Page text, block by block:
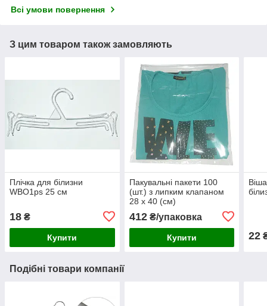
Всі умови повернення
З цим товаром також замовляють
Плічка для білизни
WBO1ps 25 см
18 ₴
Купити
Пакувальні пакети 100
(шт.) з липким клапаном
28 х 40 (см)
412₴/упаковка
Купити 22
Подібні товари компанії